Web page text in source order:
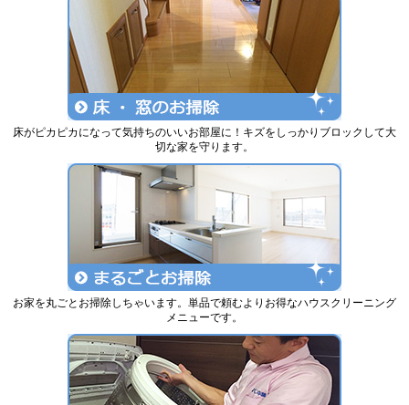
床がピカピカになって気持ちのいいお部屋に！キズをしっかりブロックして大
切な家を守ります。
お家を丸ごとお掃除しちゃいます。単品で頼むよりお得なハウスクリーニング
メニューです。